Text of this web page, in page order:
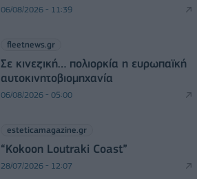
06/08/2026 - 11:39
fleetnews.gr
Σε κινεζική… πολιορκία η ευρωπαϊκή
αυτοκινητοβιομηχανία
06/08/2026 - 05:00
esteticamagazine.gr
“Kokoon Loutraki Coast”
28/07/2026 - 12:07